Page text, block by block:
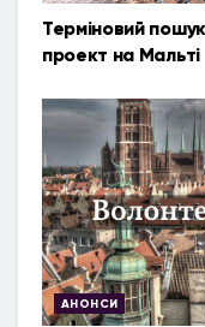
Терміновий
проект на Мальті
АНОНСИ